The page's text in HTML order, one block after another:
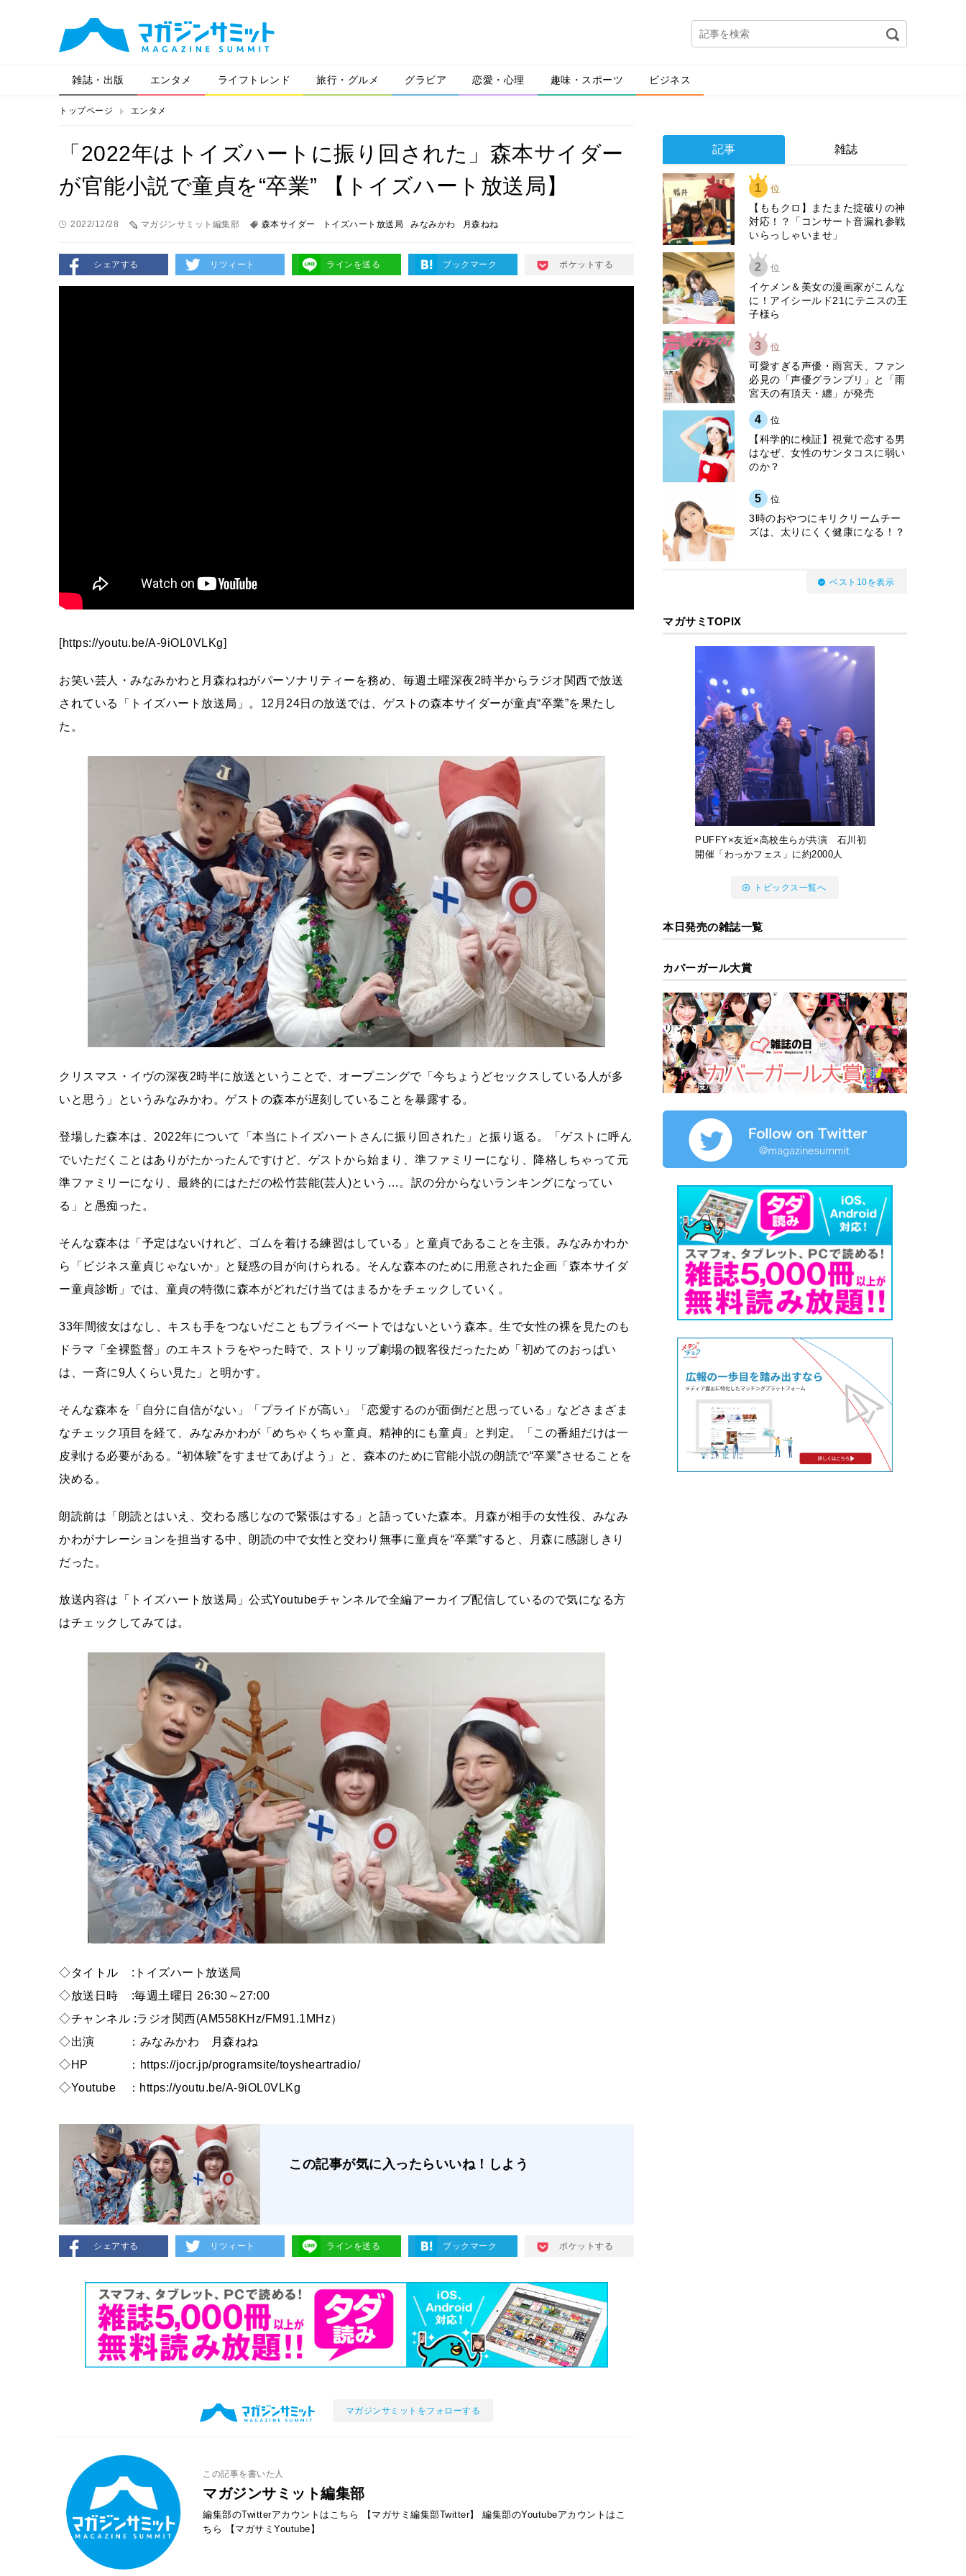
雑誌・出版 エンタメ ライフトレンド 旅行・グルメ グラビア 恋愛・心理 趣味・スポーツ ビジネス
トップページ エンタメ
「2022年はトイズハートに振り回された」森本サイダー
が官能小説で童貞を“卒業” 【トイズハート放送局】
2022/12/28 マガジンサミット編集部 森本サイダー トイズハート放送局 みなみかわ 月森ねね
シェアする リツィート ラインを送る ブックマーク ポケットする
[https://youtu.be/A-9iOL0VLKg]
お笑い芸人・みなみかわと月森ねねがパーソナリティーを務め、毎週土曜深夜2時半からラジオ関西で放送
されている「トイズハート放送局」。12月24日の放送では、ゲストの森本サイダーが童貞“卒業”を果たし
た。
クリスマス・イヴの深夜2時半に放送ということで、オープニングで「今ちょうどセックスしている人が多
いと思う」というみなみかわ。ゲストの森本が遅刻していることを暴露する。
登場した森本は、2022年について「本当にトイズハートさんに振り回された」と振り返る。「ゲストに呼ん
でいただくことはありがたかったんですけど、ゲストから始まり、準ファミリーになり、降格しちゃって元
準ファミリーになり、最終的にはただの松竹芸能(芸人)という…。訳の分からないランキングになってい
る」と愚痴った。
そんな森本は「予定はないけれど、ゴムを着ける練習はしている」と童貞であることを主張。みなみかわか
ら「ビジネス童貞じゃないか」と疑惑の目が向けられる。そんな森本のために用意された企画「森本サイダ
ー童貞診断」では、童貞の特徴に森本がどれだけ当てはまるかをチェックしていく。
33年間彼女はなし、キスも手をつないだこともプライベートではないという森本。生で女性の裸を見たのも
ドラマ「全裸監督」のエキストラをやった時で、ストリップ劇場の観客役だったため「初めてのおっぱい
は、一斉に9人くらい見た」と明かす。
そんな森本を「自分に自信がない」「プライドが高い」「恋愛するのが面倒だと思っている」などさまざま
なチェック項目を経て、みなみかわが「めちゃくちゃ童貞。精神的にも童貞」と判定。「この番組だけは一
皮剥ける必要がある。“初体験”をすませてあげよう」と、森本のために官能小説の朗読で“卒業”させることを
決める。
朗読前は「朗読とはいえ、交わる感じなので緊張はする」と語っていた森本。月森が相手の女性役、みなみ
かわがナレーションを担当する中、朗読の中で女性と交わり無事に童貞を“卒業”すると、月森に感謝しきり
だった。
放送内容は「トイズハート放送局」公式Youtubeチャンネルで全編アーカイブ配信しているので気になる方
はチェックしてみては。
◇タイトル :トイズハート放送局
◇放送日時 :毎週土曜日 26:30～27:00
◇チャンネル :ラジオ関西(AM558KHz/FM91.1MHz）
◇出演 ：みなみかわ 月森ねね
◇HP ：https://jocr.jp/programsite/toysheartradio/
◇Youtube ：https://youtu.be/A-9iOL0VLKg
この記事が気に入ったらいいね！しよう
シェアする リツィート ラインを送る ブックマーク ポケットする
マガジンサミットをフォローする
この記事を書いた人
マガジンサミット編集部
編集部のTwitterアカウントはこちら 【マガサミ編集部Twitter】
編集部のYoutubeアカウントはこ
ちら
【マガサミYoutube】
記事 雑誌
1 位
【ももクロ】またまた掟破りの神
対応！？「コンサート音漏れ参戦
いらっしゃいませ」
2 位
イケメン＆美女の漫画家がこんな
に！アイシールド21にテニスの王
子様ら
3 位
可愛すぎる声優・雨宮天、ファン
必見の「声優グランプリ」と「雨
宮天の有頂天・纏」が発売
4 位
【科学的に検証】視覚で恋する男
はなぜ、女性のサンタコスに弱い
のか？
5 位
3時のおやつにキリクリームチー
ズは、太りにくく健康になる！？
ベスト10を表示
マガサミTOPIX
PUFFY×友近×高校生らが共演 石川初
開催「わっかフェス」に約2000人
トピックス一覧へ
本日発売の雑誌一覧
カバーガール大賞